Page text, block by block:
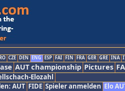
CZE DEN ENG ESP FAI FIN FRA GER GRE INA
AUT championship Pictures
Elozahl
AUT FIDE Spieler anmelden Elo